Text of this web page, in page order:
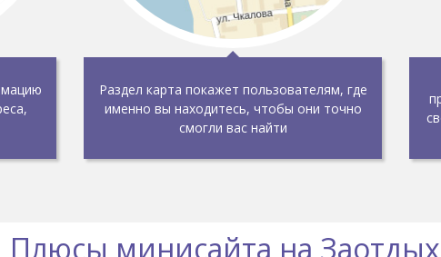
Раздел карта покажет пользователям, где
именно вы находитесь, чтобы они точно
смогли вас найти
Плюсы минисайта на